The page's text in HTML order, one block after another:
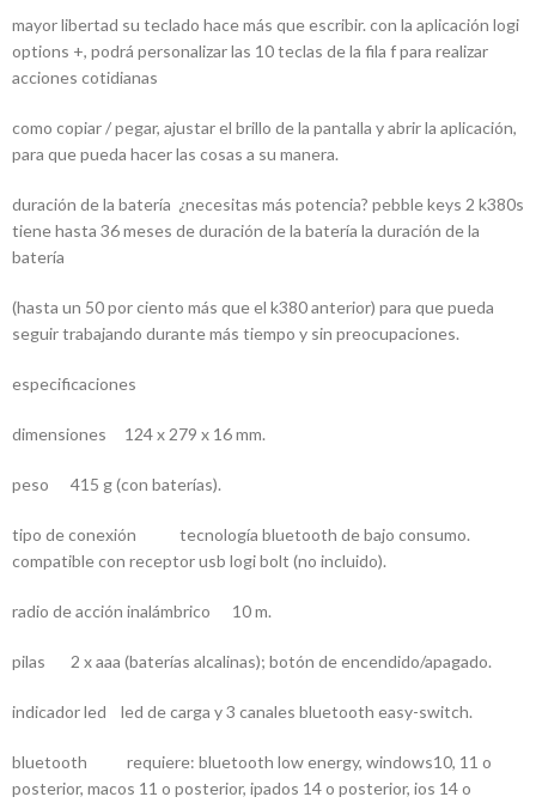
mayor libertad su teclado hace más que escribir. con la aplicación logi
options +, podrá personalizar las 10 teclas de la fila f para realizar
acciones cotidianas
como copiar / pegar, ajustar el brillo de la pantalla y abrir la aplicación,
para que pueda hacer las cosas a su manera.
duración de la batería ¿necesitas más potencia? pebble keys 2 k380s
tiene hasta 36 meses de duración de la batería la duración de la
batería
(hasta un 50 por ciento más que el k380 anterior) para que pueda
seguir trabajando durante más tiempo y sin preocupaciones.
especificaciones
dimensiones 124 x 279 x 16 mm.
peso 415 g (con baterías).
tipo de conexión tecnología bluetooth de bajo consumo.
compatible con receptor usb logi bolt (no incluido).
radio de acción inalámbrico 10 m.
pilas 2 x aaa (baterías alcalinas); botón de encendido/apagado.
indicador led led de carga y 3 canales bluetooth easy-switch.
bluetooth requiere: bluetooth low energy, windows10, 11 o
posterior, macos 11 o posterior, ipados 14 o posterior, ios 14 o